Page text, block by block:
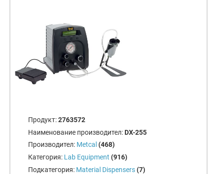
Продукт:2763572
Наименование производител: DX-255
Производител: Metcal (468)
Категория: Lab Equipment (916)
Подкатегория: Material Dispensers(7)